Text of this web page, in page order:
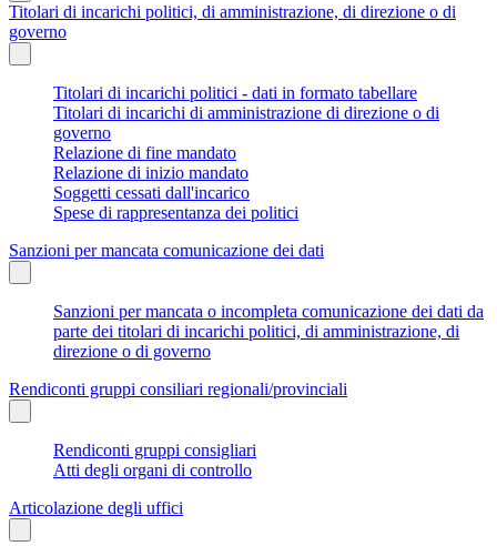
Titolari di incarichi politici, di amministrazione, di direzione o di
governo
Titolari di incarichi politici - dati in formato tabellare
Titolari di incarichi di amministrazione di direzione o di
governo
Relazione di fine mandato
Relazione di inizio mandato
Soggetti cessati dall'incarico
Spese di rappresentanza dei politici
Sanzioni per mancata comunicazione dei dati
Sanzioni per mancata o incompleta comunicazione dei dati da
parte dei titolari di incarichi politici, di amministrazione, di
direzione o di governo
Rendiconti gruppi consiliari regionali/provinciali
Rendiconti gruppi consigliari
Atti degli organi di controllo
Articolazione degli uffici